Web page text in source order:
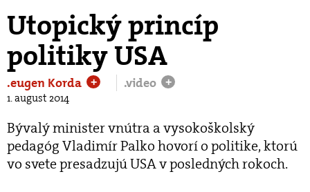
Utopický princíp
politiky USA
.eugen Korda + .video +
1. august 2014
Bývalý minister vnútra a vysokoškolský
pedagóg Vladimír Palko hovorí o politike, ktorú
vo svete presadzujú USA v posledných rokoch.